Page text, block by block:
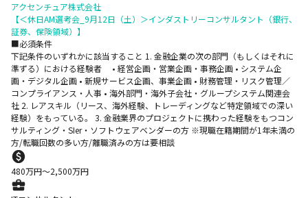
アクセンチュア株式会社
【＜休日AM選考会_9月12日（土）＞インダストリーコンサルタント（銀行、
証券、保険領域）】
■必須条件
下記条件のいずれかに該当すること 1. 金融企業の次の部門（もしくはそれに
準ずる）における経験者 • 経営企画・営業企画・事務企画 • システム企
画・デジタル企画 • 新規サービス企画、事業企画 • 財務管理・リスク管理／
コンプライアンス・人事 • 海外部門・海外子会社・グループシステム関連会
社 2. レアスキル（リース、海外経験、トレーディングなど特定領域での深い
経験）をもっている。 3. 金融業界のプロジェクトに携わった経験をもつコン
サルティング・SIer・ソフトウェアベンダーの方 ※現職在籍期間が1年未満の
方/転職回数の多い方/離職済みの方は要相談
480万円〜2,500万円